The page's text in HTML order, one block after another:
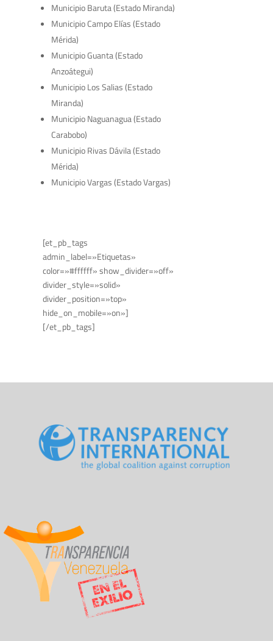
Municipio Baruta (Estado Miranda)
Municipio Campo Elías (Estado
Mérida)
Municipio Guanta (Estado
Anzoátegui)
Municipio Los Salias (Estado
Miranda)
Municipio Naguanagua (Estado
Carabobo)
Municipio Rivas Dávila (Estado
Mérida)
Municipio Vargas (Estado Vargas)
[et_pb_tags
admin_label=»Etiquetas»
color=»#ffffff» show_divider=»off»
divider_style=»solid»
divider_position=»top»
hide_on_mobile=»on»]
[/et_pb_tags]